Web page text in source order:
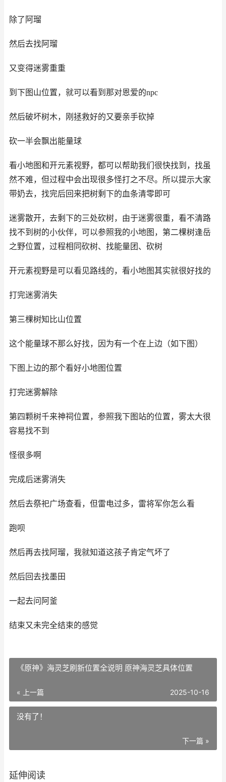
除了阿瑠
然后去找阿瑠
又变得迷雾重重
到下图山位置，就可以看到那对恩爱的npc
然后破坏树木，刚拯救好的又要亲手砍掉
砍一半会飘出能量球
看小地图和开元素视野，都可以帮助我们很快找到，找虽
然不难，但过程中会出现很多怪打之不尽。所以提示大家
带奶去，找完后回来把树剩下的血条清零即可
迷雾散开，去剩下的三处砍树，由于迷雾很重，看不清路
找不到树的小伙伴，可以参照我的小地图，第二棵树逢岳
之野位置，过程相同砍树、找能量团、砍树
开元素视野是可以看见路线的，看小地图其实就很好找的
打完迷雾消失
第三棵树知比山位置
这个能量球不那么好找，因为有一个在上边（如下图）
下图上边的那个看好小地图位置
打完迷雾解除
第四颗树千来神祠位置，参照我下图站的位置，雾太大很
容易找不到
怪很多啊
完成后迷雾消失
然后去祭祀广场查看，但雷电过多，雷将军你怎么看
跑呗
然后再去找阿瑠，我就知道这孩子肯定气坏了
然后回去找墨田
一起去问阿釜
结束又未完全结束的感觉
《原神》海灵芝刷新位置全说明 原神海灵芝具体位置
« 上一篇 2025-10-16
没有了！
下一篇 »
延伸阅读